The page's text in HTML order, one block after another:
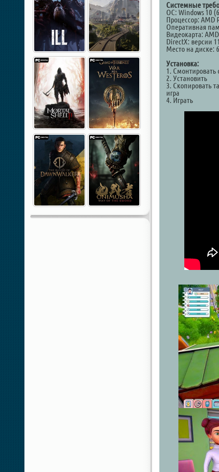
Системные
ОС: Windows 10
Процессор: AMD
Оперативная
Видеокарта: AMD
DirectX: версии
Место на диске:
Установка:
1. Смонтировать
2. Установить
3. Скопировать
игра
4. Играть